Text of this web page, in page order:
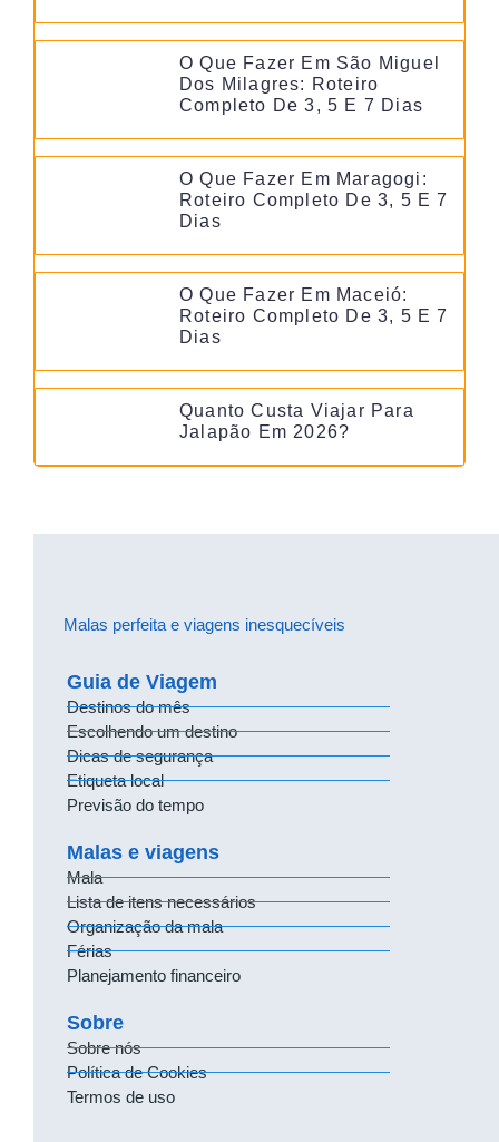
O Que Fazer Em São Miguel
Dos Milagres: Roteiro
Completo De 3, 5 E 7 Dias
O Que Fazer Em Maragogi:
Roteiro Completo De 3, 5 E 7
Dias
O Que Fazer Em Maceió:
Roteiro Completo De 3, 5 E 7
Dias
Quanto Custa Viajar Para
Jalapão Em 2026?
Malas perfeita e viagens inesquecíveis
Guia de Viagem
Destinos do mês
Escolhendo um destino
Dicas de segurança
Etiqueta local
Previsão do tempo
Malas e viagens
Mala
Lista de itens necessários
Organização da mala
Férias
Planejamento financeiro
Sobre
Sobre nós
Política de Cookies
Termos de uso